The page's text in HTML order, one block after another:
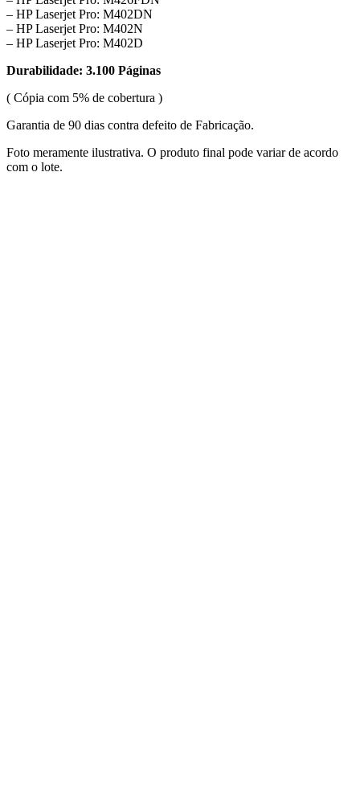
– HP Laserjet Pro: M402DN
– HP Laserjet Pro: M402N
– HP Laserjet Pro: M402D
Durabilidade: 3.100 Páginas
( Cópia com 5% de cobertura )
Garantia de 90 dias contra defeito de Fabricação.
Foto meramente ilustrativa. O produto final pode variar de acordo
com o lote.